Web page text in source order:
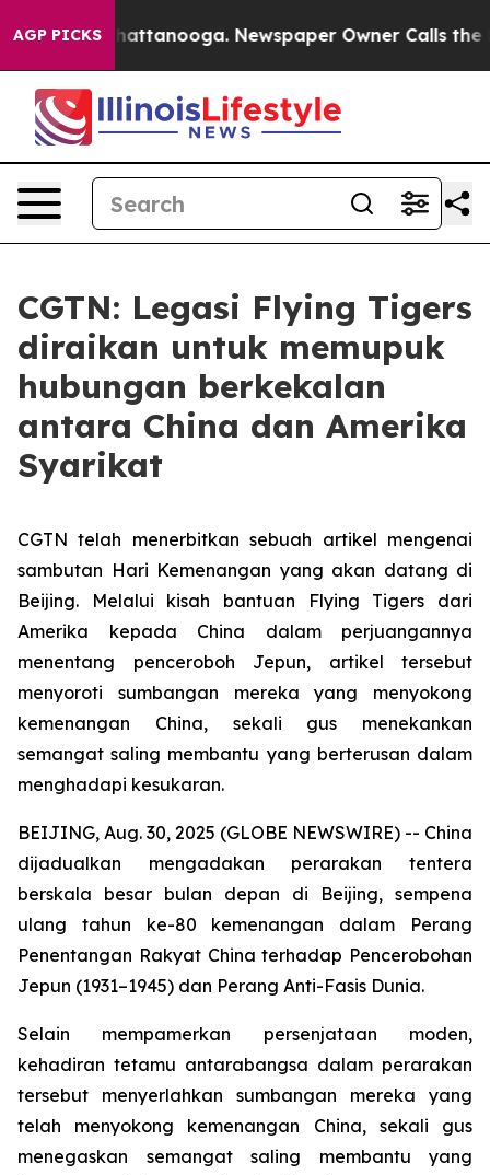
AGP PICKS
in Chattanooga. Newspaper Owner Calls the
CGTN: Legasi Flying Tigers
diraikan untuk memupuk
hubungan berkekalan
antara China dan Amerika
Syarikat
CGTN telah menerbitkan sebuah artikel mengenai
sambutan Hari Kemenangan yang akan datang di
Beijing. Melalui kisah bantuan Flying Tigers dari
Amerika kepada China dalam perjuangannya
menentang penceroboh Jepun, artikel tersebut
menyoroti sumbangan mereka yang menyokong
kemenangan China, sekali gus menekankan
semangat saling membantu yang berterusan dalam
menghadapi kesukaran.
BEIJING, Aug. 30, 2025 (GLOBE NEWSWIRE) -- China
dijadualkan mengadakan perarakan tentera
berskala besar bulan depan di Beijing, sempena
ulang tahun ke-80 kemenangan dalam Perang
Penentangan Rakyat China terhadap Pencerobohan
Jepun (1931–1945) dan Perang Anti-Fasis Dunia.
Selain mempamerkan persenjataan moden,
kehadiran tetamu antarabangsa dalam perarakan
tersebut menyerlahkan sumbangan mereka yang
telah menyokong kemenangan China, sekali gus
menegaskan semangat saling membantu yang